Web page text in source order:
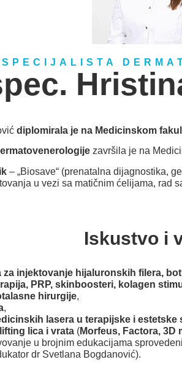
SPECIJALISTA
diplomirala je na Medicinskom
završila je na
– „Biosave“ (prenatalna dijagnostika,
u vezi sa matičnim ćelijama, rad
Iskustvo i
za injektovanje hijaluronskih filera,
PRP, skinboosteri, kolagen
hirurgije,
,
lasera u terapijske i estetske
lifting lica i vrata (Morfeus, Factora, 3D
u brojnim edukacijama
dr Svetlana Bogdanović).